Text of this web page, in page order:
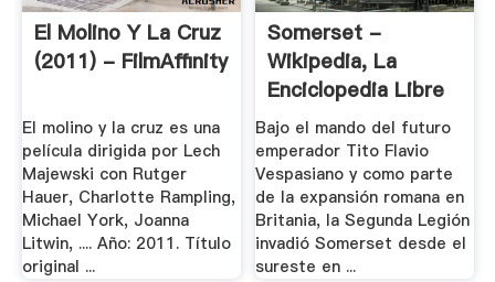
El Molino Y La Cruz
(2011) - FilmAffinity
El molino y la cruz es una
película dirigida por Lech
Majewski con Rutger
Hauer, Charlotte Rampling,
Michael York, Joanna
Litwin, .... Año: 2011. Título
original ...
Somerset -
Wikipedia, La
Enciclopedia Libre
Bajo el mando del futuro
emperador Tito Flavio
Vespasiano y como parte
de la expansión romana en
Britania, la Segunda Legión
invadió Somerset desde el
sureste en ...